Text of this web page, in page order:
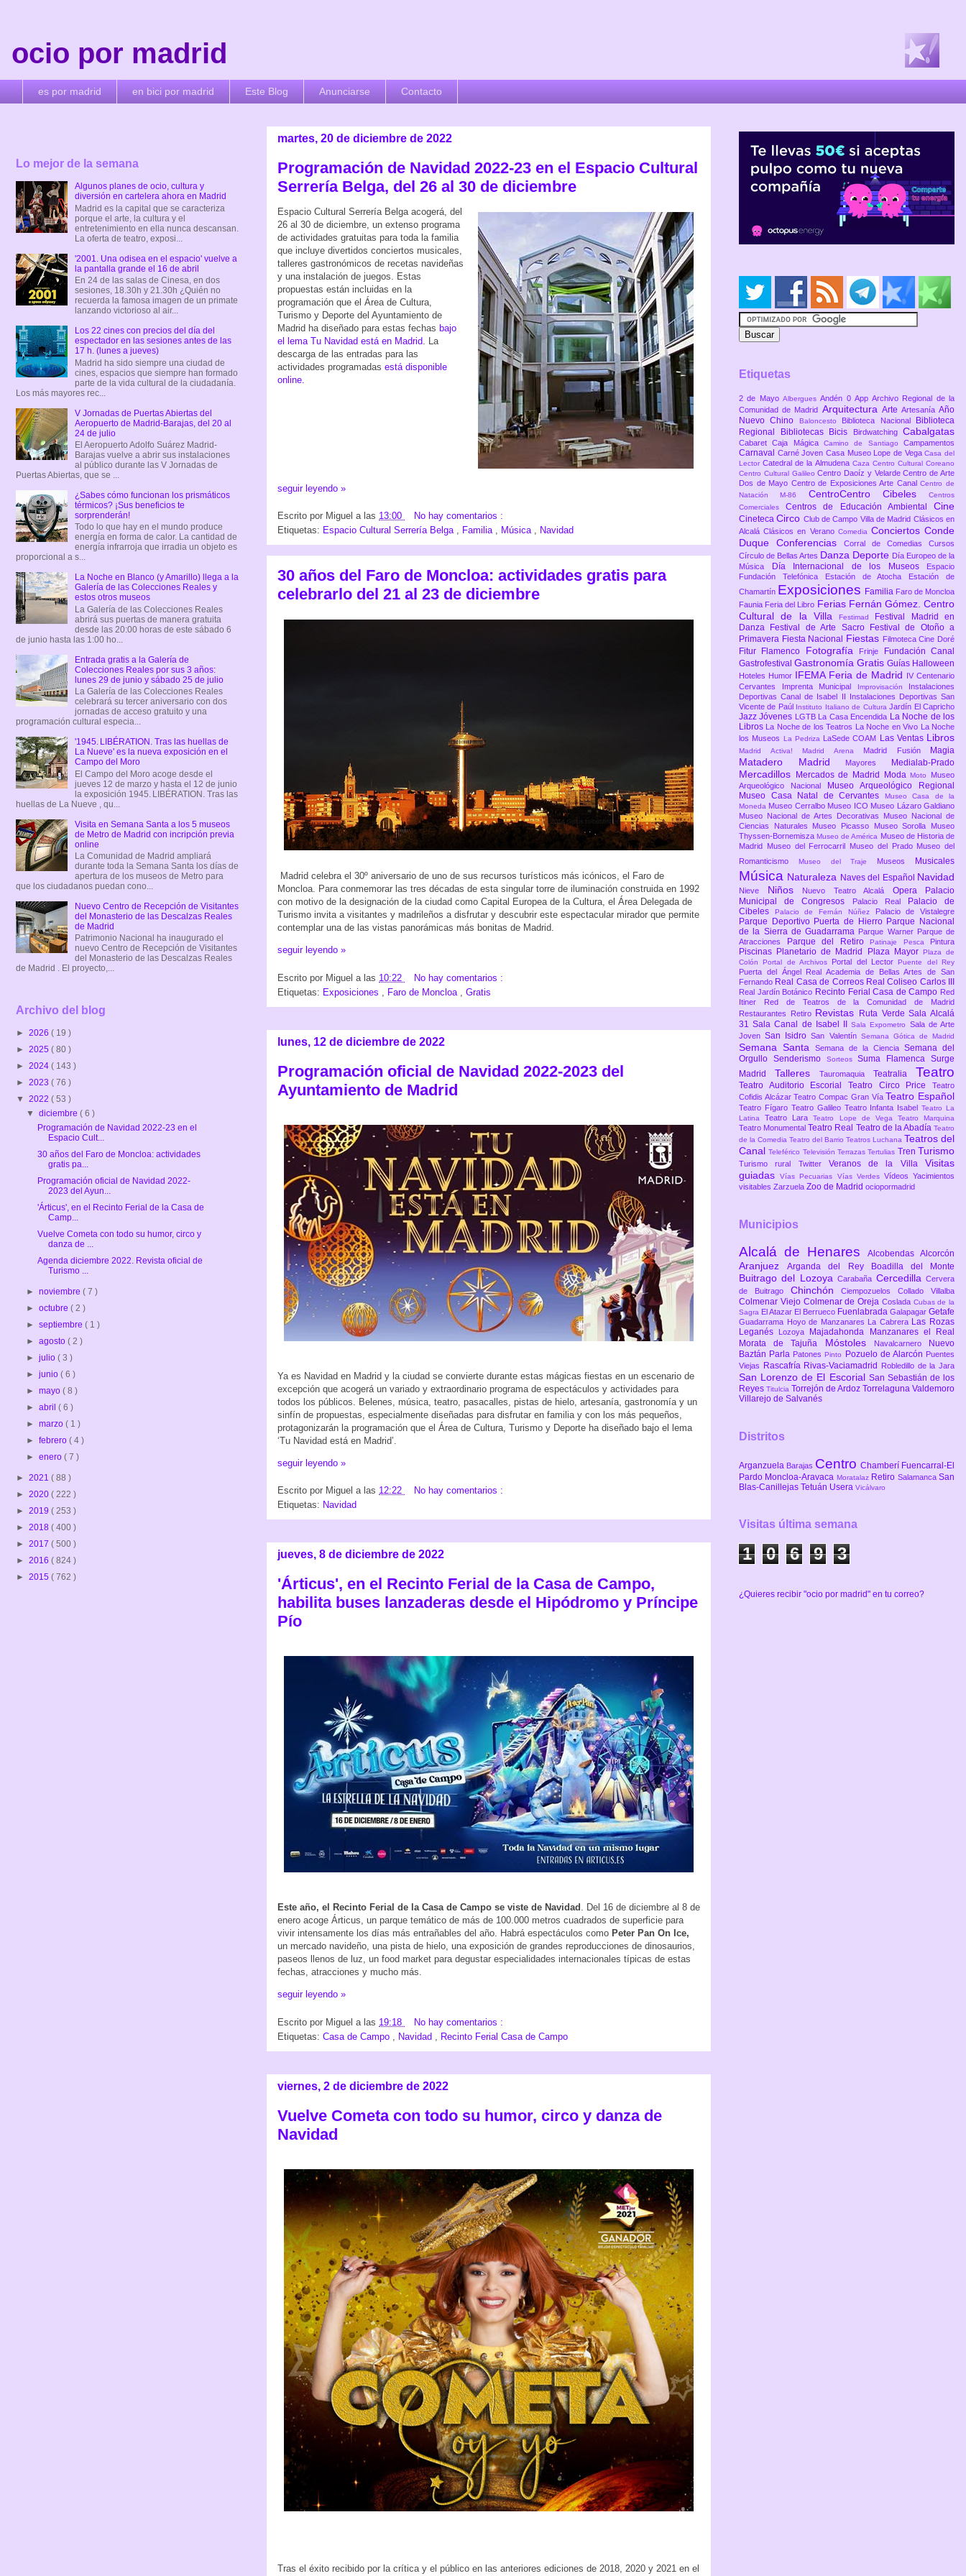
ocio por madrid
es por madrid en bici por madrid Este Blog Anunciarse Contacto
martes, 20 de diciembre de 2022
Programación de Navidad 2022-23 en el Espacio Cultural
Serrería Belga, del 26 al 30 de diciembre
Espacio Cultural Serrería Belga acogerá, del
26 al 30 de diciembre, un extenso programa
de actividades gratuitas para toda la familia
que incluye divertidos conciertos musicales,
talleres gastronómicos de recetas navideñas
y una instalación de juegos. Estas
propuestas están incluidas en la
programación que el Área de Cultura,
Turismo y Deporte del Ayuntamiento de
Madrid ha diseñado para estas fechas bajo
el lema Tu Navidad está en Madrid . La
descarga de las entradas para las
actividades programadas está disponible
online.
seguir leyendo »
Escrito por Miguel a las 13:00
No hay comentarios :
Etiquetas: Espacio Cultural Serrería Belga , Familia , Música , Navidad
30 años del Faro de Moncloa: actividades gratis para
celebrarlo del 21 al 23 de diciembre
Madrid celebra el 30º aniversario de uno de sus recursos turísticos más icónicos, el Faro de
Moncloa. Para conmemorar las tres décadas de esta singular torre de iluminación construida en 1992
con motivo de la designación de la ciudad como Capital Europea de la Cultura, el Área Delegada de
Turismo invita a visitantes y madrileños a disfrutar y descubrir este espectacular mirador que permite
contemplar una de las vistas panorámicas más bonitas de Madrid.
seguir leyendo »
Escrito por Miguel a las 10:22
No hay comentarios :
Etiquetas: Exposiciones Faro de Moncloa Gratis
lunes, 12 de diciembre de 2022
Programación oficial de Navidad 2022-2023 del
Ayuntamiento de Madrid
Ya es Navidad en Madrid y la ciudad se convierte durante estas mágicas fiestas en un escenario de
excepción que acogerá un variado y extraordinario programa de espectáculos y actividades para
todos los públicos. Belenes, música, teatro, pasacalles, pistas de hielo, artesanía, gastronomía y un
sinfín de propuestas, especialmente diseñadas para disfrutar en familia y con los más pequeños,
protagonizarán la programación que el Área de Cultura, Turismo y Deporte ha diseñado bajo el lema
‘Tu Navidad está en Madrid’.
seguir leyendo »
Escrito por Miguel a las 12:22
No hay comentarios :
Etiquetas: Navidad
jueves, 8 de diciembre de 2022
'Árticus', en el Recinto Ferial de la Casa de Campo,
habilita buses lanzaderas desde el Hipódromo y Príncipe
Pío
Este año, el Recinto Ferial de la Casa de Campo se viste de Navidad . Del 16 de diciembre al 8 de
enero acoge Árticus, un parque temático de más de 100.000 metros cuadrados de superficie para
vivir intensamente los días más entrañables del año. Habrá espectáculos como Peter Pan On Ice,
un mercado navideño, una pista de hielo, una exposición de grandes reproducciones de dinosaurios,
paseos llenos de luz, un food market para degustar especialidades internacionales típicas de estas
fechas, atracciones y mucho más.
seguir leyendo »
Escrito por Miguel a las 19:18
No hay comentarios :
Etiquetas: Casa de Campo Navidad Recinto Ferial Casa de Campo
viernes, 2 de diciembre de 2022
Vuelve Cometa con todo su humor, circo y danza de
Navidad
Tras el éxito recibido por la crítica y el público en las anteriores ediciones de 2018, 2020 y 2021 en el
Lo mejor de la semana
Algunos planes de ocio, cultura y
diversión en cartelera ahora en Madrid
Madrid es la capital que se caracteriza
porque el arte, la cultura y el
entretenimiento en ella nunca descansan.
La oferta de teatro, exposi...
'2001. Una odisea en el espacio' vuelve a
la pantalla grande el 16 de abril
En 24 de las salas de Cinesa, en dos
sesiones, 18.30h y 21.30h ¿Quién no
recuerda la famosa imagen de un primate
lanzando victorioso al air...
Los 22 cines con precios del día del
espectador en las sesiones antes de las
17 h. (lunes a jueves)
Madrid ha sido siempre una ciudad de
cines, espacios que siempre han formado
parte de la vida cultural de la ciudadanía.
Los más mayores rec...
V Jornadas de Puertas Abiertas del
Aeropuerto de Madrid-Barajas, del 20 al
24 de julio
El Aeropuerto Adolfo Suárez Madrid-
Barajas vuelve a abrir sus instalaciones
al público durante las V Jornadas de
Puertas Abiertas, que se ...
¿Sabes cómo funcionan los prismáticos
térmicos? ¡Sus beneficios te
sorprenderán!
Todo lo que hay en el mundo produce
energía en forma de calor. La cantidad de
energía infrarroja que irradia un objeto es
proporcional a s...
La Noche en Blanco (y Amarillo) llega a la
Galería de las Colecciones Reales y
estos otros museos
La Galería de las Colecciones Reales
abrirá sus puertas de manera gratuita
desde las 20:00 horas de este sábado 6
de junio hasta las 1:00 ho...
Entrada gratis a la Galería de
Colecciones Reales por sus 3 años:
lunes 29 de junio y sábado 25 de julio
La Galería de las Colecciones Reales
celebrará su tercer aniversario con dos
jornadas de acceso gratuito y una
programación cultural especia...
'1945. LIBÉRATION. Tras las huellas de
La Nueve' es la nueva exposición en el
Campo del Moro
El Campo del Moro acoge desde el
jueves 12 de marzo y hasta el 12 de junio
la exposición 1945. LIBÉRATION. Tras las
huellas de La Nueve , qu...
Visita en Semana Santa a los 5 museos
de Metro de Madrid con incripción previa
online
La Comunidad de Madrid ampliará
durante toda la Semana Santa los días de
apertura de los museos de Metro para
que los ciudadanos puedan cono...
Nuevo Centro de Recepción de Visitantes
del Monasterio de las Descalzas Reales
de Madrid
Patrimonio Nacional ha inaugurado el
nuevo Centro de Recepción de Visitantes
del Monasterio de las Descalzas Reales
de Madrid . El proyecto,...
Archivo del blog
► 2026 ( 19 )
► 2025 ( 80 )
► 2024 ( 143 )
► 2023 ( 76 )
▼ 2022 ( 53 )
▼diciembre( 6 )
Programación de Navidad 2022-23 en el
Espacio Cult...
30 años del Faro de Moncloa: actividades
gratis pa...
Programación oficial de Navidad 2022-
2023 del Ayun...
'Árticus', en el Recinto Ferial de la Casa de
Camp...
Vuelve Cometa con todo su humor, circo y
danza de ...
Agenda diciembre 2022. Revista oficial de
Turismo ...
►noviembre( 7 )
►octubre( 2 )
►septiembre( 1 )
►agosto( 2 )
►julio( 3 )
►junio( 6 )
►mayo( 8 )
►abril( 6 )
►marzo( 1 )
►febrero( 4 )
►enero( 7 )
► 2021 ( 88 )
► 2020 ( 222 )
► 2019 ( 253 )
► 2018 ( 400 )
► 2017 ( 500 )
► 2016 ( 824 )
► 2015 ( 762 )
Etiquetas
2 de Mayo AlberguesAndén 0 AppArchivo Regional de la
Comunidad de Madrid Arquitectura Arte ArtesaníaAño
Nuevo Chino
Baloncesto Biblioteca Nacional
Biblioteca
Regional
Bibliotecas Bicis Birdwatching Cabalgatas
CabaretCaja MágicaCamino de SantiagoCampamentos
Carnaval Carné JovenCasa Museo Lope de VegaCasa del
LectorCatedral de la Almudena Caza Centro Cultural Coreano
Centro Cultural GalileoCentro Daoíz y VelardeCentro de Arte
Dos de Mayo Centro de Exposiciones Arte CanalCentro de
Natación M-86 CentroCentro Cibeles
Centros
ComercialesCentros de Educación AmbientalCine
CinetecaCirco Club de Campo Villa de Madrid Clásicos en
AlcaláClásicos en Verano Comedia ConciertosConde
Duque Conferencias Corral de Comedias Cursos
Círculo de Bellas Artes Danza Deporte Día Europeo de la
Música
Día Internacional de los Museos
Espacio
Fundación Telefónica
Estación de Atocha
Estación de
Chamartín Exposiciones Familia Faro de Moncloa
Faunia Feria del Libro Ferias Fernán Gómez. Centro
Cultural de la VillaFestimad
Festival Madrid en
Danza
Festival de Arte Sacro
Festival de Otoño a
Primavera Fiesta Nacional Fiestas Filmoteca Cine Doré
Fitur Flamenco Fotografía Frinje
Fundación Canal
Gastrofestival Gastronomía Gratis Guías Halloween
Hoteles Humor IFEMA Feria de Madrid
IV Centenario
Cervantes
Imprenta Municipal Improvisación
Instalaciones
Deportivas Canal de Isabel II
Instalaciones Deportivas San
Vicente de Paúl
Instituto Italiano de CulturaJardín El Capricho
JazzJóvenes LGTB La Casa Encendida La Noche de los
Libros
La Noche de los Teatros La Noche en Vivo
La Noche
los Museos
La Pedriza LaSede COAM Las Ventas Libros
Madrid Activa! Madrid Arena Madrid Fusión Magia
Matadero Madrid Mayores Medialab-Prado
Mercadillos Mercados de Madrid ModaMoto Museo
Arqueológico Nacional
Museo Arqueológico Regional
Museo Casa Natal de Cervantes
Museo Casa de la
Moneda Museo Cerralbo Museo ICO Museo Lázaro Galdiano
Museo Nacional de Artes Decorativas Museo Nacional de
Ciencias Naturales Museo Picasso Museo Sorolla Museo
Thyssen-BornemiszaMuseo de América Museo de Historia de
Madrid
Museo del Ferrocarril Museo del Prado Museo del
Romanticismo
Museo del Traje Museos Musicales
Música Naturaleza Naves del Español Navidad
Nieve Niños Nuevo Teatro Alcalá Opera
Palacio
Municipal de Congresos
Palacio Real
Palacio de
Cibeles
Palacio de Fernán Núñez Palacio de Vistalegre
Parque Deportivo Puerta de Hierro Parque Nacional
de la Sierra de Guadarrama Parque Warner Parque de
Atracciones
Parque del Retiro Patinaje Pesca Pintura
Piscinas Planetario de Madrid Plaza Mayor
Plaza de
Colón Portal de Archivos Portal del LectorPuente del Rey
Puerta del Ángel
Real Academia de Bellas Artes de San
Fernando Real Casa de Correos Real Coliseo Carlos III
Real Jardín Botánico Recinto Ferial Casa de Campo Red
Itiner
Red de Teatros de la Comunidad de Madrid
Restaurantes
Retiro Revistas Ruta VerdeSala Alcalá
31Sala Canal de Isabel IISala Expometro Sala de Arte
JovenSan IsidroSan Valentín Semana Gótica de Madrid
Semana Santa Semana de la Ciencia Semana del
Orgullo Senderismo SorteosSuma FlamencaSurge
Madrid Talleres Tauromaquia Teatralia Teatro
Teatro Auditorio Escorial Teatro Circo Price Teatro
Cofidis AlcázarTeatro Compac Gran Vía Teatro Español
Teatro Fígaro Teatro Galileo Teatro Infanta IsabelTeatro La
Latina Teatro LaraTeatro Lope de Vega Teatro Marquina
Teatro Monumental Teatro Real Teatro de la Abadía Teatro
de la Comedia Teatro del Barrio Teatros Luchana Teatros del
CanalTeleférico TelevisiónTerrazasTertulias Tren Turismo
Turismo rural Twitter Veranos de la VillaVisitas
guiadasVías Pecuarias Vías Verdes VídeosYacimientos
visitables Zarzuela Zoo de Madrid ociopormadrid
Municipios
Alcalá de Henares Alcobendas Alcorcón
AranjuezArganda del Rey Boadilla del Monte
Buitrago del LozoyaCarabaña CercedillaCervera
de Buitrago ChinchónCiempozuelosCollado Villalba
Colmenar Viejo Colmenar de Oreja Coslada Cubas de la
Sagra El Atazar El Berrueco Fuenlabrada Galapagar Getafe
Guadarrama Hoyo de Manzanares La Cabrera Las Rozas
Leganés
Lozoya Majadahonda
Manzanares el Real
Morata de Tajuña Móstoles Navalcarnero
Nuevo
Baztán Parla PatonesPinto Pozuelo de Alarcón Puentes
Viejas
Rascafría Rivas-Vaciamadrid Robledillo de la Jara
San Lorenzo de El Escorial San Sebastián de los
Reyes Titulcia Torrejón de Ardoz Torrelaguna Valdemoro
Villarejo de Salvanés
Distritos
Arganzuela Barajas Centro Chamberí Fuencarral-El
Pardo Moncloa-Aravaca Moratalaz Retiro SalamancaSan
Blas-Canillejas Tetuán Usera Vicálvaro
Visitas última semana
1 0 6 9 3
¿Quieres recibir "ocio por madrid" en tu correo?